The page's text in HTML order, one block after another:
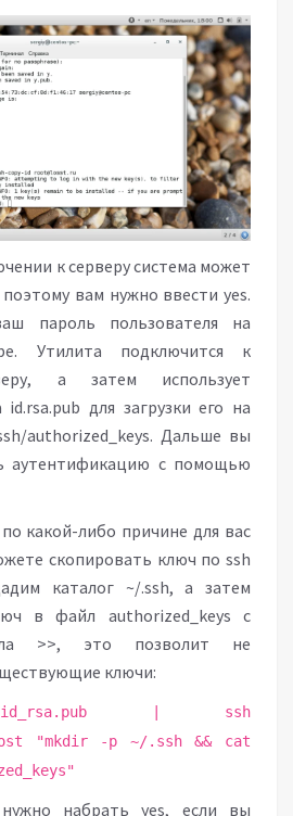
к серверу система может
вам нужно ввести yes.
пароль пользователя на
Утилита подключится к
а затем использует
для загрузки его на
authorized_keys. Дальше вы
аутентификацию с помощью
какой-либо причине для вас
скопировать ключ по ssh
каталог ~/.ssh, а затем
в файл authorized_keys с
>>, это позволит не
ключи:
id_rsa.pub | ssh
"mkdir -p ~/.ssh && cat
набрать yes, если вы